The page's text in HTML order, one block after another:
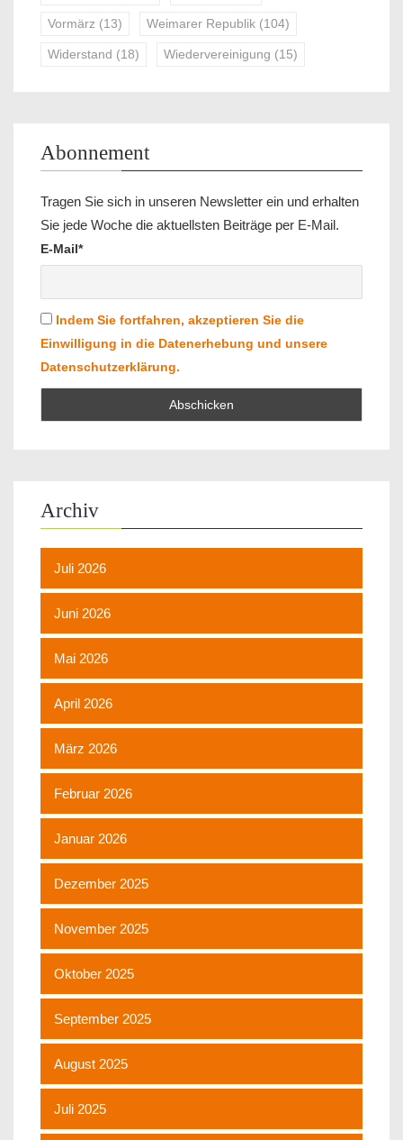
Vormärz (13) Weimarer Republik (104)
Widerstand (18) Wiedervereinigung (15)
Abonnement
Tragen Sie sich in unseren Newsletter ein und erhalten
Sie jede Woche die aktuellsten Beiträge per E-Mail.
E-Mail*
Indem Sie fortfahren, akzeptieren Sie die
Einwilligung in die Datenerhebung und unsere
Datenschutzerklärung.
Archiv
Juli 2026
Juni 2026
Mai 2026
April 2026
März 2026
Februar 2026
Januar 2026
Dezember 2025
November 2025
Oktober 2025
September 2025
August 2025
Juli 2025